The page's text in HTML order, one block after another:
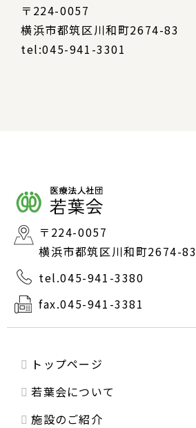
〒224-0057
横浜市都筑区川和町2674-83
tel:045-941-3301
〒224-0057
横浜市都筑区川和町2674-83
tel.045-941-3380
fax.045-941-3381
トップページ
若葉会について
施設のご紹介